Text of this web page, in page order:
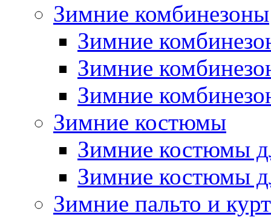
Зимние комбинезоны
Зимние
Зимние
Зимние
Зимние костюмы
Зимние костюмы
Зимние костюмы
Зимние пальто и